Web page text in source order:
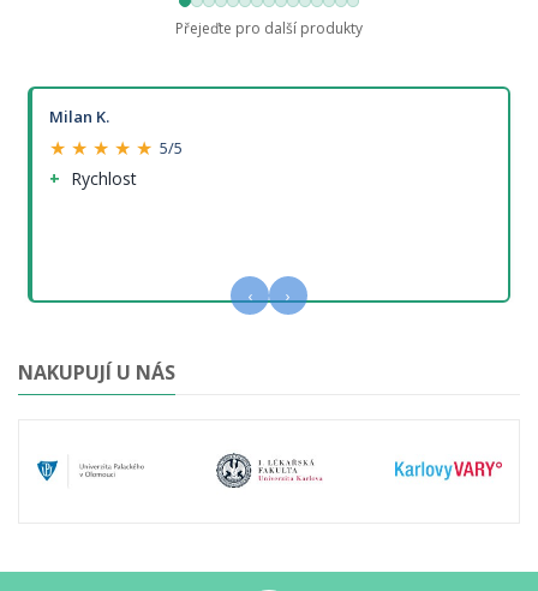
Přejeďte pro další produkty
Milan K.
★ ★ ★ ★ ★ 5/5
Rychlost
‹ ›
NAKUPUJÍ U NÁS